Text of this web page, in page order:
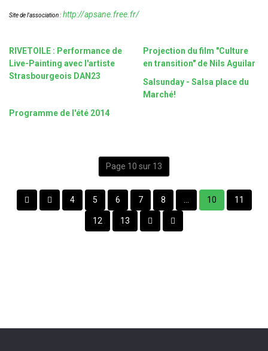
Site de l'association : http://apsane.free.fr/
RIVETOILE : Performance de
Live-Painting avec l'artiste
Strasbourgeois DAN23
Projection du film "Culture
en transition" de Nils Aguilar
Salsunday - Salsa place du
Marché!
Programme de l'été 2014
Page 10 sur 13
4 5 6 7 8 10 11
12 13